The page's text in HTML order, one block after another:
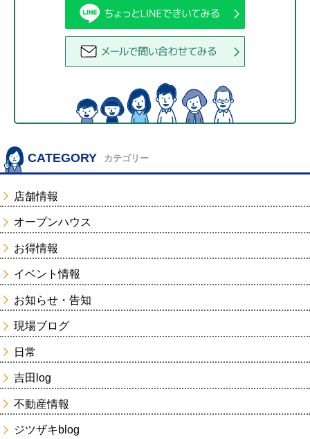
CATEGORY カテゴリー
店舗情報
オープンハウス
お得情報
イベント情報
お知らせ・告知
現場ブログ
日常
吉田log
不動産情報
ジツザキblog